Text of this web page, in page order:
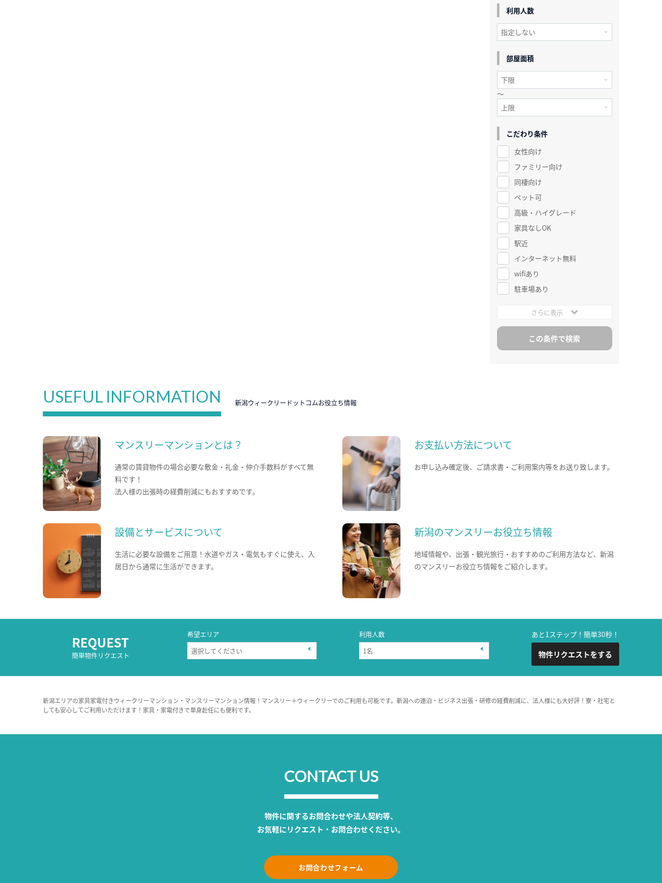
利用人数
部屋面積
～
こだわり条件
女性向け
ファミリー向け
同棲向け
ペット可
高級・ハイグレード
家具なしOK
駅近
インターネット無料
wifiあり
駐車場あり
さらに表示
USEFUL INFORMATION 新潟ウィークリードットコムお役立ち情報
マンスリーマンションとは？
通常の賃貸物件の場合必要な敷金・礼金・仲介手数料がすべて無
料です！
法人様の出張時の経費削減にもおすすめです。
お支払い方法について
お申し込み確定後、ご請求書・ご利用案内等をお送り致します。
設備とサービスについて
生活に必要な設備をご用意！水道やガス・電気もすぐに使え、入
居日から通常に生活ができます。
新潟のマンスリーお役立ち情報
地域情報や、出張・観光旅行・おすすめのご利用方法など、新潟
のマンスリーお役立ち情報をご紹介します。
REQUEST
簡単物件リクエスト
希望エリア 利用人数 あと1ステップ！簡単30秒！
物件リクエストをする
新潟エリアの家具家電付きウィークリーマンション・マンスリーマンション情報！マンスリー＋ウィークリーでのご利用も可能です。新潟への連泊・ビジネス出張・研修の経費削減に、法人様にも大好評！寮・社宅と
しても安心してご利用いただけます！家具・家電付きで単身赴任にも便利です。
CONTACT US
物件に関するお問合わせや法人契約等、
お気軽にリクエスト・お問合わせください。
お問合わせフォーム